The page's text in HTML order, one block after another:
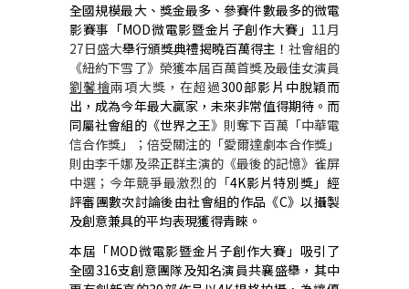
全國規模最大、獎金最多、參賽件數最多的微電
影賽事「MOD微電影暨金片子創作大賽」 11月
27日盛大舉行頒獎典禮揭曉百萬得主！ 社會組的
《紐約下雪了》榮獲本屆百萬首獎及最佳女演員
劉馨檜兩項大獎，在超過300部影片中脫穎而
出，成為今年最大贏家，未來非常值得期待。而
同屬社會組的《世界之王》則奪下百萬「中華電
信合作獎」；倍受關注的「愛爾達劇本合作獎」
則由李千娜及梁正群主演的《最後的記憶》雀屏
中選；今年競爭最激烈的「4K影片特別獎」經
評審團數次討論後由社會組的作品《C》以攝製
及創意兼具的平均表現獲得青睞。
本屆「MOD微電影暨金片子創作大賽」吸引了
全國316支創意團隊及知名演員共襄盛舉，其中